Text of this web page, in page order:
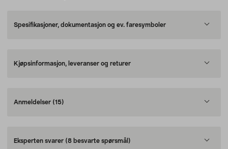
Spesifikasjoner, dokumentasjon og ev. faresymboler
Kjøpsinformasjon, leveranser og returer
Anmeldelser (15)
Eksperten svarer (8 besvarte spørsmål)